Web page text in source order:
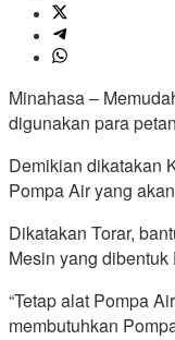
Minahasa –
digunakan para
Demikian dikatakan
Pompa Air yang
Dikatakan Torar,
Mesin yang
“Tetap alat Pompa
membutuhkan